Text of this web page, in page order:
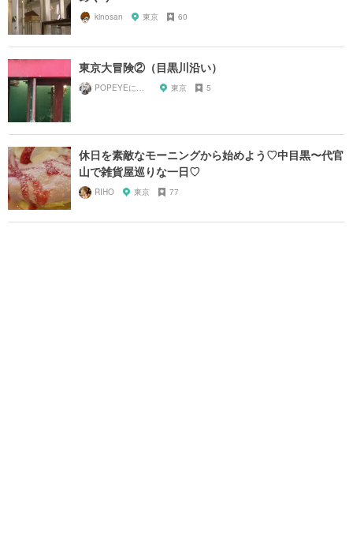
kinosan 東京 60
東京大冒険②（目黒川沿い）
POPEYEに掲載されたお店 東京 5
休日を素敵なモーニングから始めよう♡中目黒〜代官
山で雑貨屋巡りな一日♡
RIHO 東京 77